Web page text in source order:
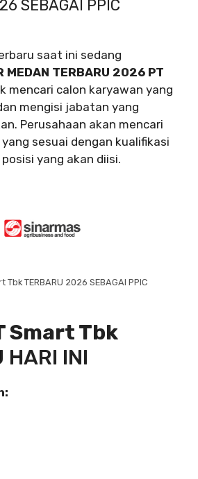
SEBAGAI PPIC
saat ini sedang
MEDAN TERBARU 2026 PT
mencari calon karyawan yang
mengisi jabatan yang
Perusahaan akan mencari
sesuai dengan kualifikasi
yang akan diisi.
Tbk TERBARU 2026 SEBAGAI PPIC
Smart Tbk
HARI INI